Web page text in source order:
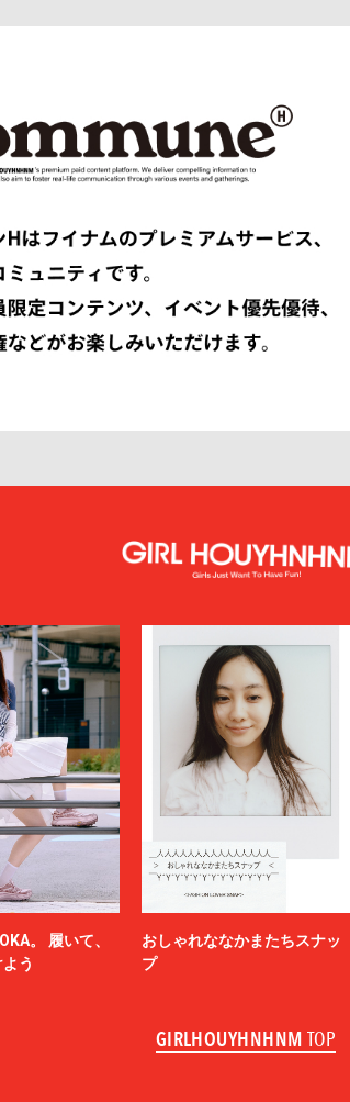
。 履いて、
う
おしゃれななかまたちスナッ
プ
GIRLHOUYHNHNM TOP